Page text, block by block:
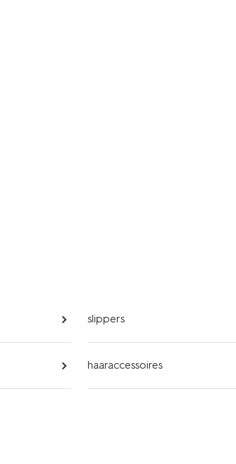
slippers
haaraccessoires